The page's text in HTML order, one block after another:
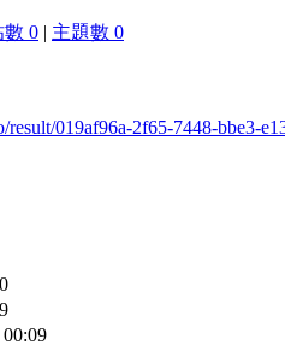
數 0 | 主題數 0
result/019af96a-2f65-7448-bbe3-